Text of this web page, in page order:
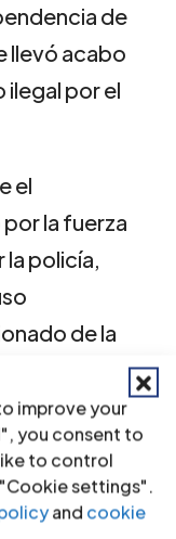
improve your
you consent to
to control
settings".
and cookie
de
llevó acabo
ilegal por el
el
la fuerza
policía,
de la
y